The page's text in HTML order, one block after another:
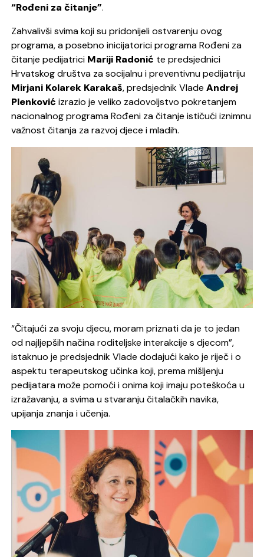
“Rođeni za čitanje”.
Zahvalivši svima koji su pridonijeli ostvarenju ovog
programa, a posebno inicijatorici programa Rođeni za
čitanje pedijatrici Mariji Radonić te predsjednici
Hrvatskog društva za socijalnu i preventivnu pedijatriju
Mirjani Kolarek Karakaš, predsjednik VladeAndrej
Plenković izrazio je veliko zadovoljstvo pokretanjem
nacionalnog programa Rođeni za čitanje ističući iznimnu
važnost čitanja za razvoj djece i mladih.
“Čitajući za svoju djecu, moram priznati da je to jedan
od najljepših načina roditeljske interakcije s djecom”,
istaknuo je predsjednik Vlade dodajući kako je riječ i o
aspektu terapeutskog učinka koji, prema mišljenju
pedijatara može pomoći i onima koji imaju poteškoća u
izražavanju, a svima u stvaranju čitalačkih navika,
upijanja znanja i učenja.